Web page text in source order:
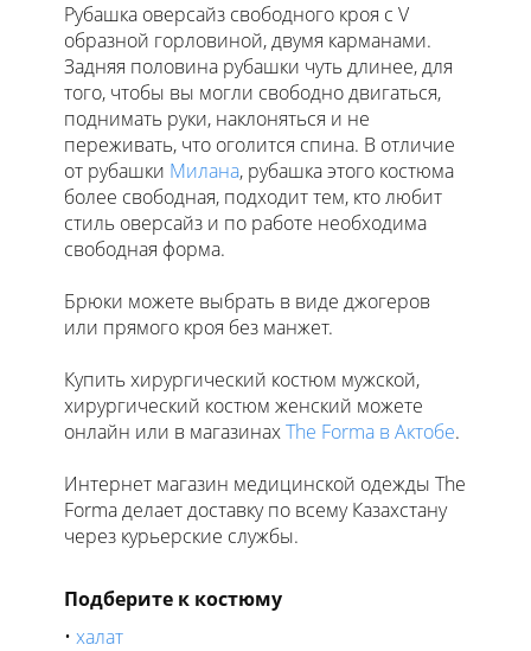
Рубашка оверсайз свободного кроя с V
образной горловиной, двумя карманами.
Задняя половина рубашки чуть длинее, для
того, чтобы вы могли свободно двигаться,
поднимать руки, наклоняться и не
переживать, что оголится спина. В отличие
от рубашки Милана, рубашка этого костюма
более свободная, подходит тем, кто любит
стиль оверсайз и по работе необходима
свободная форма.
Брюки можете выбрать в виде джогеров
или прямого кроя без манжет.
Купить хирургический костюм мужской,
хирургический костюм женский можете
онлайн или в магазинахThe Forma в Актобе.
Интернет магазин медицинской одежды The
Forma делает доставку по всему Казахстану
через курьерские службы.
Подберите к костюму
халат